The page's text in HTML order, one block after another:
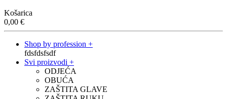
Košarica
0,00 €
Shop by profession +
fdsfdsfsdf
Svi proizvodi +
ODJEĆA
OBUĆA
ZAŠTITA GLAVE